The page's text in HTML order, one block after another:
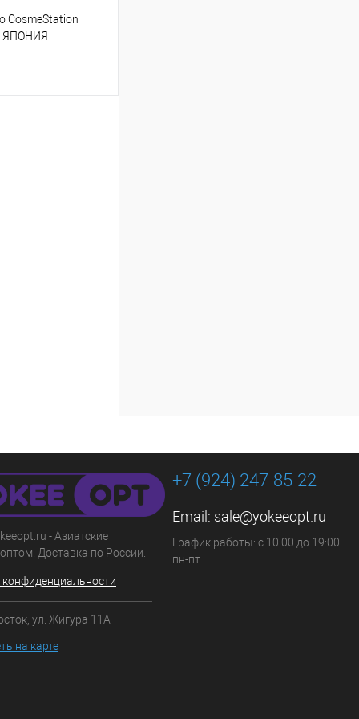
CosmeStation
ЯПОНИЯ
- Азиатские
Доставка по России.
конфиденциальности
ул. Жигура 11А
на карте
+7 (924) 247-85-22
Email: sale@yokeeopt.ru
График работы: с 10:00 до 19:00
пн-пт